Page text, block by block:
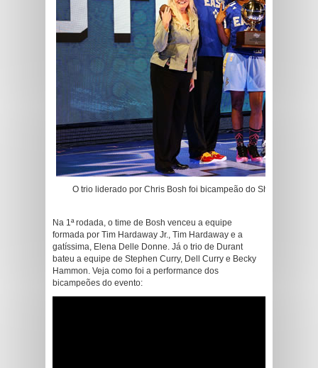
O trio liderado por Chris Bosh foi bicampeão do Shooting Stars
Na 1ª rodada, o time de Bosh venceu a equipe
formada por Tim Hardaway Jr., Tim Hardaway e a
gatíssima, Elena Delle Donne. Já o trio de Durant
bateu a equipe de Stephen Curry, Dell Curry e Becky
Hammon. Veja como foi a performance dos
bicampeões do evento: